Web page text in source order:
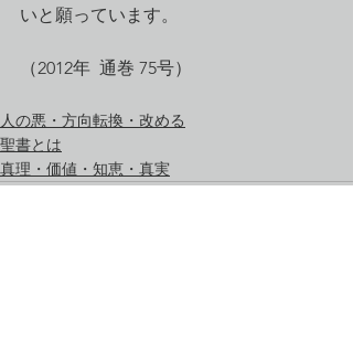
いと願っています。
（2012年  通巻 75号）
人の悪・方向転換・改める
聖書とは
真理・価値・知恵・真実